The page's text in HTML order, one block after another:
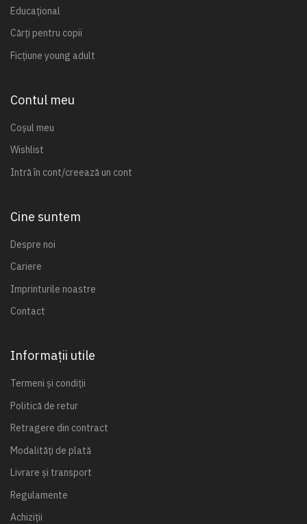
Educațional
Cărți pentru copii
Ficțiune young adult
Contul meu
Coșul meu
Wishlist
Intră în cont/creează un cont
Cine suntem
Despre noi
Cariere
Imprinturile noastre
Contact
Informații utile
Termeni și condiții
Politică de retur
Retragere din contract
Modalități de plată
Livrare și transport
Regulamente
Achiziții